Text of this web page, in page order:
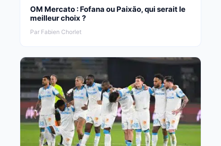
OM Mercato : Fofana ou Paixão, qui serait le
meilleur choix ?
Par Fabien Chorlet